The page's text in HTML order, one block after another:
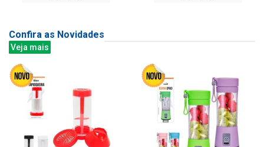
Confira as Novidades
Veja mais